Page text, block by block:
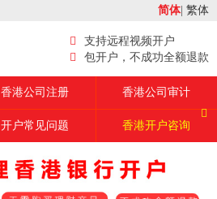
简体| 繁体
支持远程视频开户
包开户，不成功全额退款
香港公司注册 香港公司审计
开户常见问题 香港开户咨询